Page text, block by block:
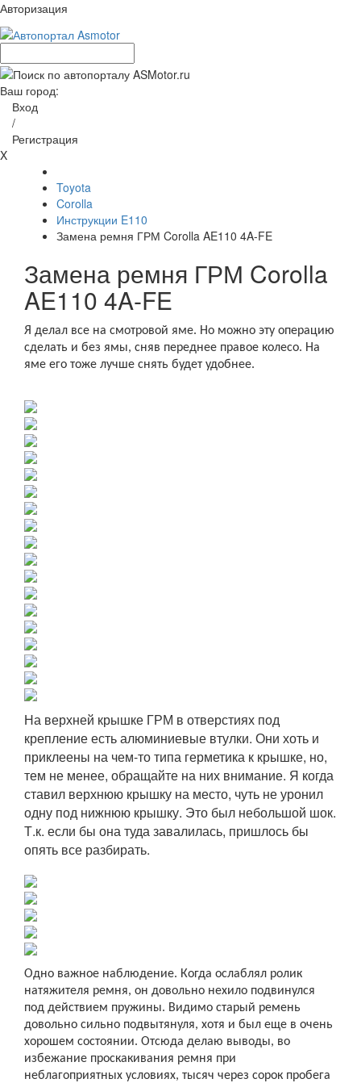
Авторизация
Ваш город:
Вход
/
Регистрация
X
Toyota
Corolla
Инструкции E110
Замена ремня ГРМ Corolla AE110 4A-FE
Замена ремня ГРМ Corolla
AE110 4A-FE
Я делал все на смотровой яме. Но можно эту операцию
сделать и без ямы, сняв переднее правое колесо. На
яме его тоже лучше снять будет удобнее.
На верхней крышке ГРМ в отверстиях под
крепление есть алюминиевые втулки. Они хоть и
приклеены на чем-то типа герметика к крышке, но,
тем не менее, обращайте на них внимание. Я когда
ставил верхнюю крышку на место, чуть не уронил
одну под нижнюю крышку. Это был небольшой шок.
Т.к. если бы она туда завалилась, пришлось бы
опять все разбирать.
Одно важное наблюдение. Когда ослаблял ролик
натяжителя ремня, он довольно нехило подвинулся
под действием пружины. Видимо старый ремень
довольно сильно подвытянуля, хотя и был еще в очень
хорошем состоянии. Отсюда делаю выводы, во
избежание проскакивания ремня при
неблагоприятных условиях, тысяч через сорок пробега